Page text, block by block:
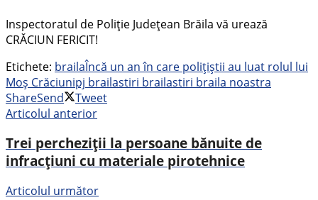
Inspectoratul de Poliție Județean Brăila vă urează
CRĂCIUN FERICIT!
Etichete: brailaÎncă un an în care polițiștii au luat rolul lui
Moș Crăciunipj brailastiri brailastiri braila noastra
ShareSend
Tweet
Articolul anterior
Trei percheziții la persoane bănuite de
infracțiuni cu materiale pirotehnice
Articolul următor